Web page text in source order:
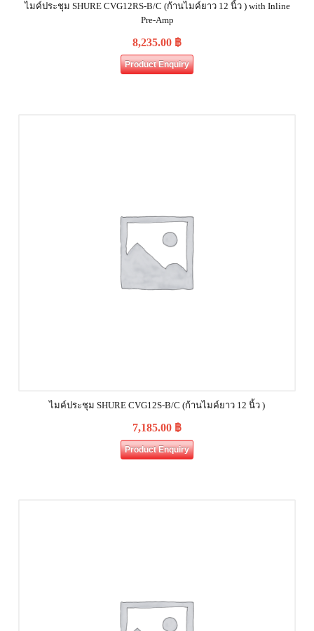
ไมค์ประชุม SHURE CVG12RS-B/C (ก้านไมค์ยาว 12 นิ้ว ) with Inline
Pre-Amp
8,235.00 ฿
Product Enquiry
ไมค์ประชุม SHURE CVG12S‐B/C (ก้านไมค์ยาว 12 นิ้ว )
7,185.00 ฿
Product Enquiry